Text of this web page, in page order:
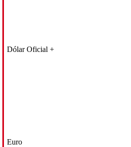
Dólar Oficial +
Euro